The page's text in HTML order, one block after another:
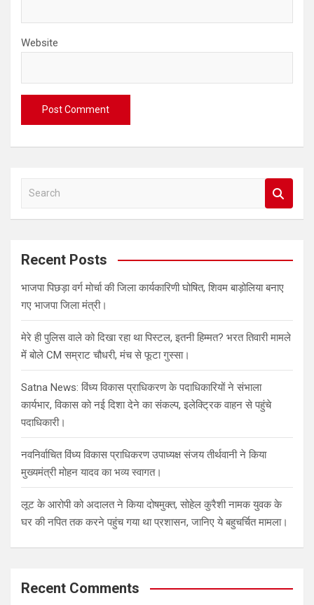
Website
a
c
Recent Posts
भाजपा पिछड़ा वर्ग मोर्चा की जिला कार्यकारिणी घोषित, शिवम बाड़ोलिया बनाए
गए भाजपा जिला मंत्री।
मेरे ही पुलिस वाले को दिखा रहा था पिस्टल, इतनी हिम्मत? भरत तिवारी मामले
में बोले CM सम्राट चौधरी, मंच से फूटा गुस्सा।
Satna News: विंध्य विकास प्राधिकरण के पदाधिकारियों ने संभाला
कार्यभार, विकास को नई दिशा देने का संकल्प, इलेक्ट्रिक वाहन से पहुंचे
पदाधिकारी।
नवनिर्वाचित विंध्य विकास प्राधिकरण उपाध्यक्ष संजय तीर्थवानी ने किया
मुख्यमंत्री मोहन यादव का भव्य स्वागत।
लूट के आरोपी को अदालत ने किया दोषमुक्त, सोहेल कुरैशी नामक युवक के
घर की नपित तक करने पहुंच गया था प्रशासन, जानिए ये बहुचर्चित मामला।
Recent Comments